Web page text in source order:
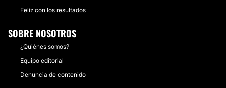
Feliz con los resultados
SOBRE NOSOTROS
¿Quiénes somos?
Equipo editorial
Denuncia de contenido